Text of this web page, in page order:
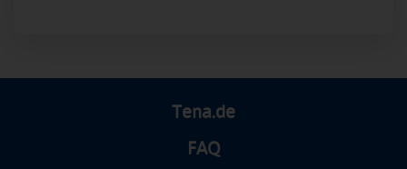
Tena.de
FAQ